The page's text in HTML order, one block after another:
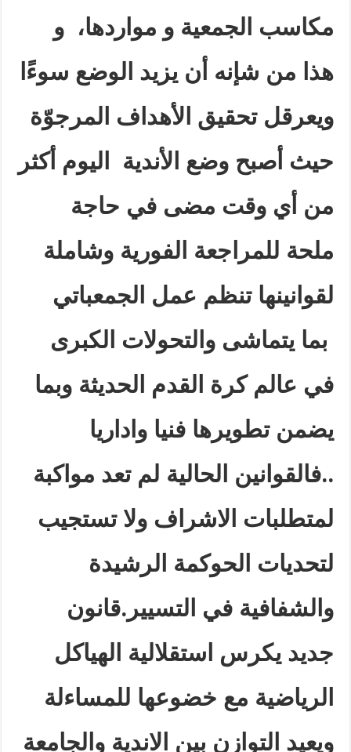
مكاسب الجمعية و مواردها، و
هذا من شإنه أن يزيد الوضع سوءًا
ويعرقل تحقيق الأهداف المرجوّة
حيث أصبح وضع الأندية اليوم أكثر
من أي وقت مضىفي حاجة
ملحة للمراجعة الفورية وشاملة
لقوانينها تنظم عمل الجمعباتي
بما يتماشى والتحولات الكبرى
في عالم كرة القدم الحديثة وبما
يضمن تطويرها فنيا واداريا
..فالقوانين الحالية لم تعد مواكبة
لمتطلبات الاشراف ولا تستجيب
لتحديات الحوكمة الرشيدة
والشفافية في التسيير.قانون
جديد يكرس استقلالية الهياكل
الرياضية مع خضوعها للمساءلة
ويعيد التوازن بين الاندية والجامعة